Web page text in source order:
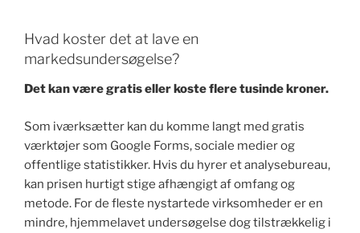
Hvad koster det at lave en
markedsundersøgelse?
Det kan være gratis eller koste flere tusinde kroner.
Som iværksætter kan du komme langt med gratis
værktøjer som Google Forms, sociale medier og
offentlige statistikker. Hvis du hyrer et analysebureau,
kan prisen hurtigt stige afhængigt af omfang og
metode. For de fleste nystartede virksomheder er en
mindre, hjemmelavet undersøgelse dog tilstrækkelig i